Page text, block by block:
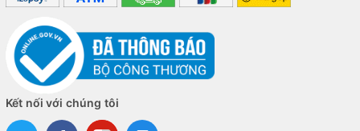
Kết nối với chúng tôi